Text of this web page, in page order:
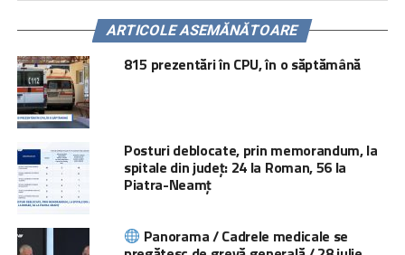
ARTICOLE ASEMĂNĂTOARE
815 prezentări în CPU, în o săptămână
Posturi deblocate, prin memorandum, la
spitale din județ: 24 la Roman, 56 la
Piatra-Neamț
Panorama / Cadrele medicale se